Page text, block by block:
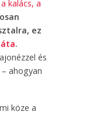
kalács, a
ez
.
és
ahogyan
köze a